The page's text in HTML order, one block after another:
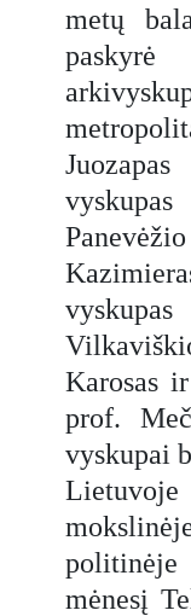
metų
Karosas
prof.
vyskupai
mėnesį